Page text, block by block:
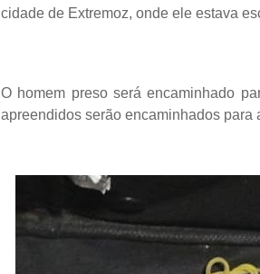
cidade de Extremoz, onde ele estava
O homem preso será encaminhado
apreendidos serão encaminhados para